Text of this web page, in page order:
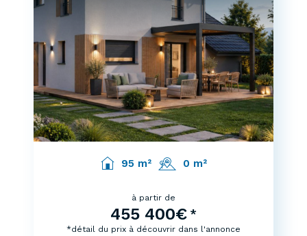
95 m² 0 m²
à partir de
455 400€ *
*détail du prix à découvrir dans l'annonce